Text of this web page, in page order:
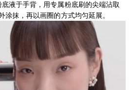
液于手背，用专属粉底刷的尖端沾取
涂抹，再以画圈的方式均匀延展。